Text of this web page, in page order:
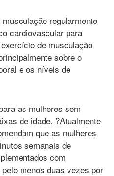
regularmente
cardiovascular para
de musculação
sobre o
e os níveis de
as mulheres sem
de idade. ?Atualmente
que as mulheres
semanais de
com
menos duas vezes por